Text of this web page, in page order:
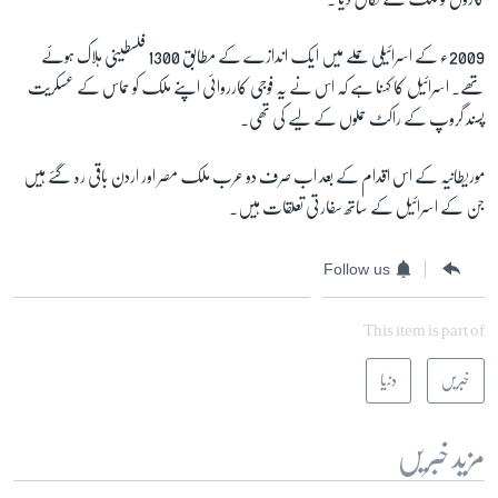
زبان
2009ء کے اسرائیلی حملے میں ایک اندازے کے مطابق 1300 فلسطینی ہلاک ہوئے
تھے۔ اسرائیل کا کہنا ہے کہ اس نے یہ فوجی کارروائی اپنے ملک کو حماس کے عسکریت
پسند گروپ کے راکٹ حملوں کے لیے کی تھی۔
موریطانیہ کے اس اقدام کے بعد اب صرف دو عرب ملک مصر اور اردن باقی رہ گئے ہیں
جن کے اسرائیل کے ساتھ سفارتی تعلقات ہیں۔
Follow us
This item is part of
خبریں دنیا
مزید خبریں